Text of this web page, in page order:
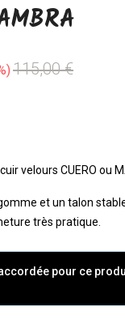
115,00 €
velours CUERO ou
et un talon
très pratique.
pour ce